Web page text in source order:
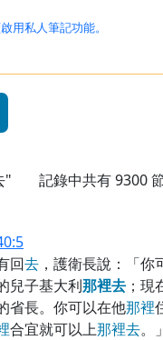
用私人筆記功能。
" 記錄中共有9300
回去 ，護衛長說：「你
兒子基大利那裡去 ；
省長。你可以在他那裡
合宜就可以上那裡去。